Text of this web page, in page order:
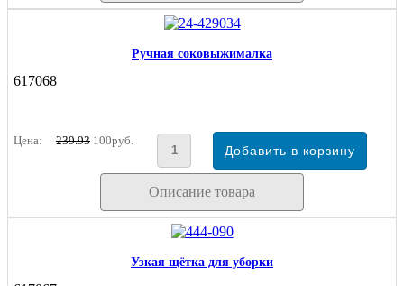
Ручная соковыжималка
617068
Цена: 239.93 100руб.
Описание товара
Узкая щётка для уборки